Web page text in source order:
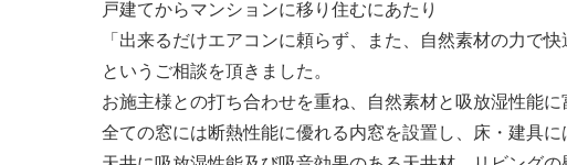
戸建てからマンションに移り住むにあたり
「出来るだけエアコンに頼らず、また、自然素材の力で
というご相談を頂きました。
お施主様との打ち合わせを重ね、自然素材と吸放湿性能に
全ての窓には断熱性能に優れる内窓を設置し、床・建具に